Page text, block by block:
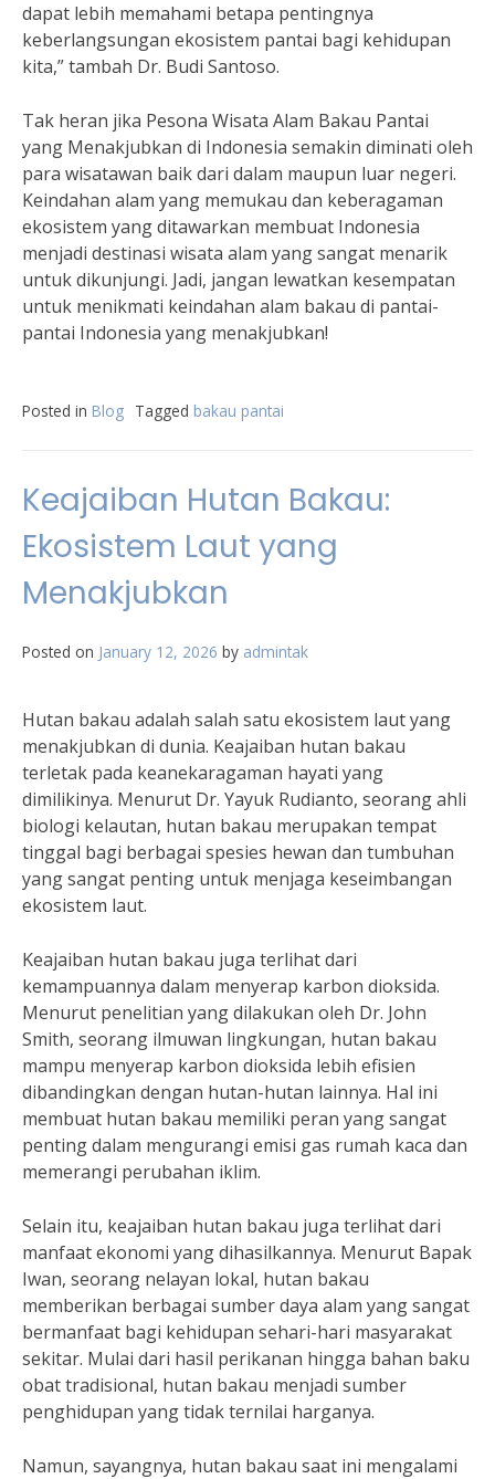
dapat lebih memahami betapa pentingnya
keberlangsungan ekosistem pantai bagi kehidupan
kita,” tambah Dr. Budi Santoso.
Tak heran jika Pesona Wisata Alam Bakau Pantai
yang Menakjubkan di Indonesia semakin diminati oleh
para wisatawan baik dari dalam maupun luar negeri.
Keindahan alam yang memukau dan keberagaman
ekosistem yang ditawarkan membuat Indonesia
menjadi destinasi wisata alam yang sangat menarik
untuk dikunjungi. Jadi, jangan lewatkan kesempatan
untuk menikmati keindahan alam bakau di pantai-
pantai Indonesia yang menakjubkan!
Posted in Blog Tagged bakau pantai
Keajaiban Hutan Bakau:
Ekosistem Laut yang
Menakjubkan
Posted on January 12, 2026 by admintak
Hutan bakau adalah salah satu ekosistem laut yang
menakjubkan di dunia. Keajaiban hutan bakau
terletak pada keanekaragaman hayati yang
dimilikinya. Menurut Dr. Yayuk Rudianto, seorang ahli
biologi kelautan, hutan bakau merupakan tempat
tinggal bagi berbagai spesies hewan dan tumbuhan
yang sangat penting untuk menjaga keseimbangan
ekosistem laut.
Keajaiban hutan bakau juga terlihat dari
kemampuannya dalam menyerap karbon dioksida.
Menurut penelitian yang dilakukan oleh Dr. John
Smith, seorang ilmuwan lingkungan, hutan bakau
mampu menyerap karbon dioksida lebih efisien
dibandingkan dengan hutan-hutan lainnya. Hal ini
membuat hutan bakau memiliki peran yang sangat
penting dalam mengurangi emisi gas rumah kaca dan
memerangi perubahan iklim.
Selain itu, keajaiban hutan bakau juga terlihat dari
manfaat ekonomi yang dihasilkannya. Menurut Bapak
Iwan, seorang nelayan lokal, hutan bakau
memberikan berbagai sumber daya alam yang sangat
bermanfaat bagi kehidupan sehari-hari masyarakat
sekitar. Mulai dari hasil perikanan hingga bahan baku
obat tradisional, hutan bakau menjadi sumber
penghidupan yang tidak ternilai harganya.
Namun, sayangnya, hutan bakau saat ini mengalami